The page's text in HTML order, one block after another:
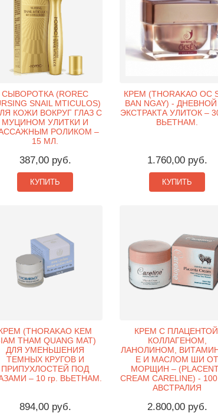
СЫВОРОТКА (ROREC
SNAIL MTICULOS)
КОЖИ ВОКРУГ ГЛАЗ С
МУЦИНОМ УЛИТКИ И
РОЛИКОМ –
15 МЛ.
387,00 руб.
КУПИТЬ
КРЕМ (THORAKAO OC
BAN NGAY) -
ЭКСТРАКТА УЛИТОК –
ВЬЕТНАМ.
1.760,00 руб.
КУПИТЬ
(THORAKAO KEM
THAM QUANG MAT)
ДЛЯ УМЕНЬШЕНИЯ
ТЕМНЫХ КРУГОВ И
ПРИПУХЛОСТЕЙ ПОД
– 10 гр. ВЬЕТНАМ.
894,00 руб.
КРЕМ С ПЛАЦЕНТОЙ,
КОЛЛАГЕНОМ,
ЛАНОЛИНОМ,
Е И МАСЛОМ ШИ ОТ
МОРЩИН –
CREAM CARELINE) - 100
АВСТРАЛИЯ
2.800,00 руб.